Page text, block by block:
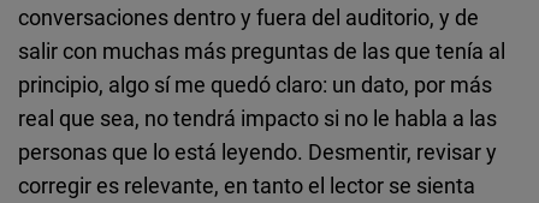
conversaciones dentro y fuera del auditorio, y de
salir con muchas más preguntas de las que tenía al
principio, algo sí me quedó claro: un dato, por más
real que sea, no tendrá impacto si no le habla a las
personas que lo está leyendo. Desmentir, revisar y
corregir es relevante, en tanto el lector se sienta